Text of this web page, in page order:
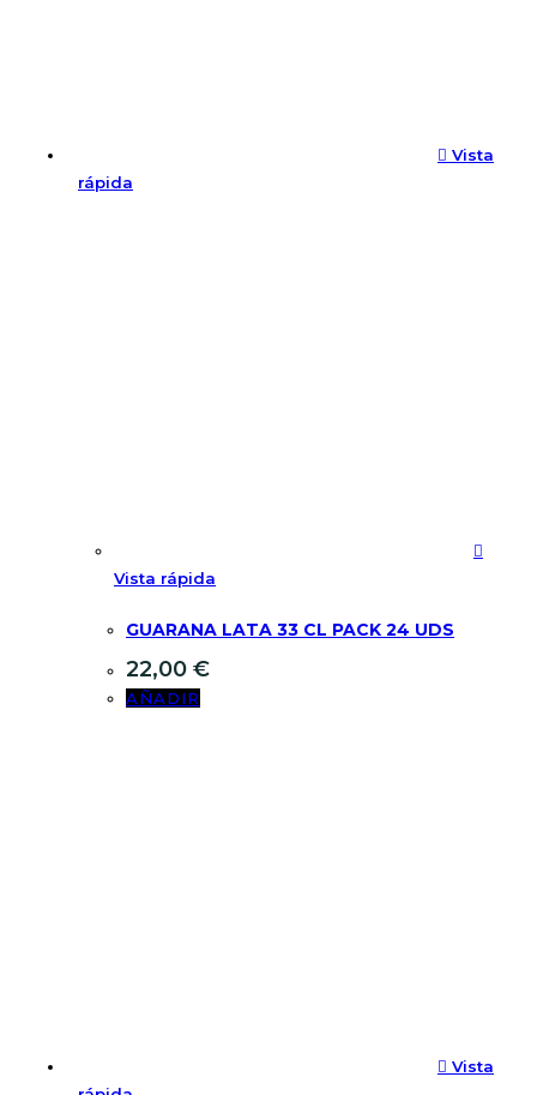
Vista
rápida
Vista rápida
GUARANA LATA 33 CL PACK 24 UDS
22,00 €
AÑADIR
Vista